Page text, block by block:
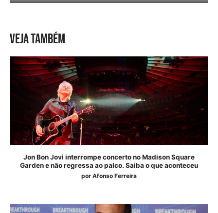
VEJA TAMBÉM
Jon Bon Jovi interrompe concerto no Madison Square
Garden e não regressa ao palco. Saiba o que aconteceu
por Afonso Ferreira